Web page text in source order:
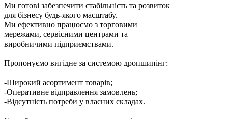
Ми готові забезпечити стабільність та розвиток
для бізнесу будь-якого масштабу.
Ми ефективно працюємо з торговими
мережами, сервісними центрами та
виробничими підприємствами.
Пропонуємо вигідне за системою дропшипінг:
-Широкий асортимент товарів;
-Оперативне відправлення замовлень;
-Відсутність потреби у власних складах.